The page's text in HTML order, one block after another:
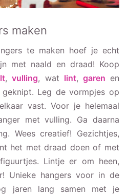
maken
te maken hoef je echt
met naald en draad! Koop
,vulling, wat lint, garen en
Leg de vormpjes op
vast. Voor je helemaal
met vulling. Ga daarna
Wees creatief! Gezichtjes,
het met draad doen of met
Lintje er om heen,
Unieke hangers voor in de
jaren lang samen met je